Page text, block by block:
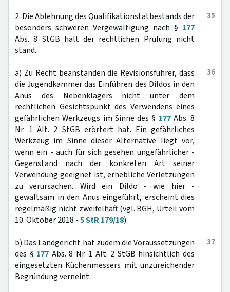
35
2. Die Ablehnung des Qualifikationstatbestands der
besonders schweren Vergewaltigung nach § 177
Abs. 8 StGB hält der rechtlichen Prüfung nicht
stand.
36
a) Zu Recht beanstanden die Revisionsführer, dass
die Jugendkammer das Einführen des Dildos in den
Anus des Nebenklägers nicht unter dem
rechtlichen Gesichtspunkt des Verwendens eines
gefährlichen Werkzeugs im Sinne des § 177Abs. 8
Nr. 1 Alt. 2 StGB erörtert hat. Ein gefährliches
Werkzeug im Sinne dieser Alternative liegt vor,
wenn ein - auch für sich gesehen ungefährlicher -
Gegenstand nach der konkreten Art seiner
Verwendung geeignet ist, erhebliche Verletzungen
zu verursachen. Wird ein Dildo - wie hier -
gewaltsam in den Anus eingeführt, erscheint dies
regelmäßig nicht zweifelhaft (vgl. BGH, Urteil vom
10. Oktober 2018 -5 StR 179/18).
37
b) Das Landgericht hat zudem die Voraussetzungen
des § 177 Abs. 8 Nr. 1 Alt. 2 StGB hinsichtlich des
eingesetzten Küchenmessers mit unzureichender
Begründung verneint.